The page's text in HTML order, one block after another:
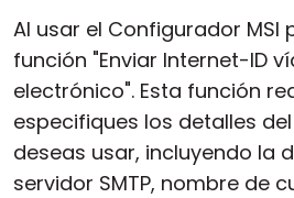
Al usar el Configurador MSI
función "Enviar Internet-ID
electrónico". Esta función
especifiques los detalles
deseas usar, incluyendo la
servidor SMTP, nombre de